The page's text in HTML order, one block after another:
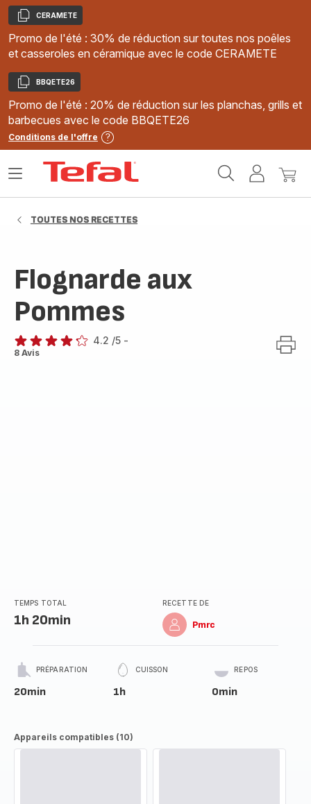
Copier
CERAMETE
Promo de l'été : 30% de réduction sur toutes nos poêles
et casseroles en céramique avec le code CERAMETE
Copier
BBQETE26
Promo de l'été : 20% de réduction sur les planchas, grills et
barbecues avec le code BBQETE26
Conditions de l'offre
MonMon
Ouvrir
TOUTES NOS RECETTES
Flognarde aux
Pommes
ratings.4.2
4.2 /5 -
8 Avis
TEMPS TOTAL
1h 20min
RECETTE DE
Pmrc
PRÉPARATION
20min
CUISSON
1h
REPOS
0min
Appareils compatibles (10)